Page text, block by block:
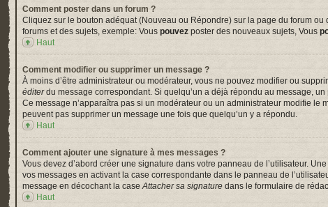
Comment poster dans un forum ?
Cliquez sur le bouton adéquat (Nouveau ou Répondre) sur la page du forum
forums et des sujets, exemple: Vous pouvez poster des nouveaux sujets, Vous
Haut
Comment modifier ou supprimer un message ?
À moins d’être administrateur ou modérateur, vous ne pouvez modifier ou
éditerdu message correspondant. Si quelqu’un a déjà répondu au message,
Ce message n’apparaîtra pas si un modérateur ou un administrateur modifie
peuvent pas supprimer un message une fois que quelqu’un y a répondu.
Haut
Comment ajouter une signature à mes messages ?
Vous devez d’abord créer une signature dans votre panneau de l’utilisateur.
vos messages en activant la case correspondante dans le panneau de
message en décochant la caseAttacher sa signature dans le formulaire de
Haut